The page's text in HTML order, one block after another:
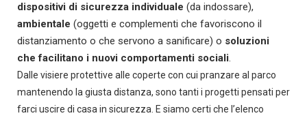
dispositivi di sicurezza individuale (da indossare),
ambientale (oggetti e complementi che favoriscono il
distanziamento o che servono a sanificare) o soluzioni
che facilitano i nuovi comportamenti sociali.
Dalle visiere protettive alle coperte con cui pranzare al parco
mantenendo la giusta distanza, sono tanti i progetti pensati per
farci uscire di casa in sicurezza. E siamo certi che l’elenco